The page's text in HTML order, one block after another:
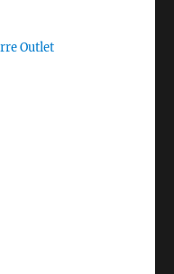
Outlet